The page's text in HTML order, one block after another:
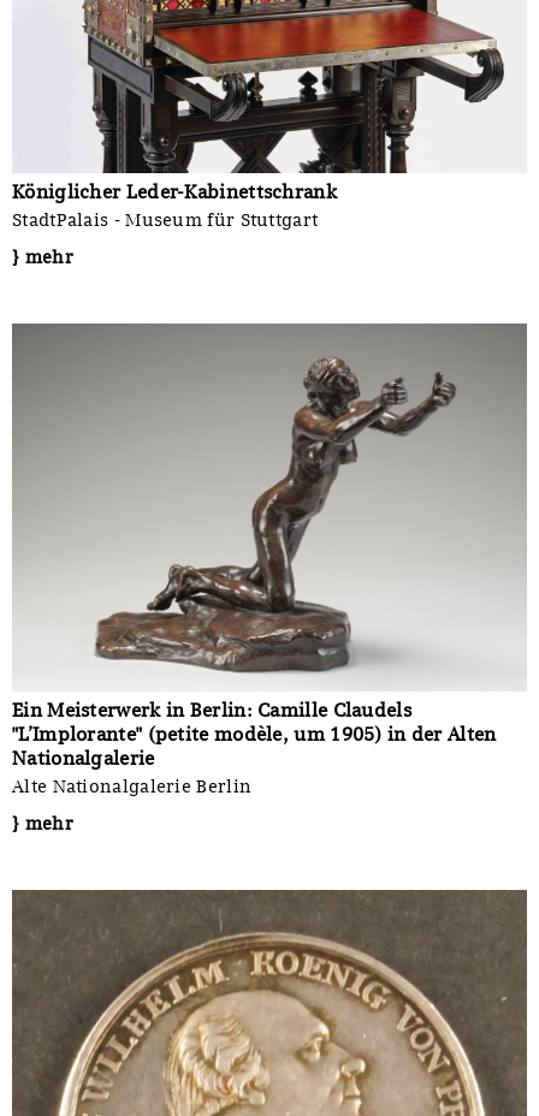
Königlicher Leder-Kabinettschrank
StadtPalais - Museum für Stuttgart
} mehr
Ein Meisterwerk in Berlin: Camille Claudels
"L’Implorante" (petite modèle, um 1905) in der Alten
Nationalgalerie
Alte Nationalgalerie Berlin
} mehr